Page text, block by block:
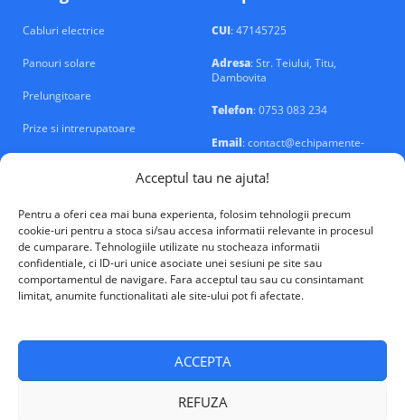
Acceptul tau ne ajuta!
Pentru a oferi cea mai buna experienta, folosim tehnologii precum
cookie-uri pentru a stoca si/sau accesa informatii relevante in procesul
de cumparare. Tehnologiile utilizate nu stocheaza informatii
confidentiale, ci ID-uri unice asociate unei sesiuni pe site sau
comportamentul de navigare. Fara acceptul tau sau cu consintamant
limitat, anumite functionalitati ale site-ului pot fi afectate.
ACCEPTA
REFUZA
Cabluri electrice
Panouri solare
Prelungitoare
Prize si intrerupatoare
CUI: 47145725
Adresa: Str. Teiului, Titu,
Dambovita
Telefon: 0753 083 234
Email: contact@echipamente-
electrice.ro
VALM Electrical Solutions © 2026